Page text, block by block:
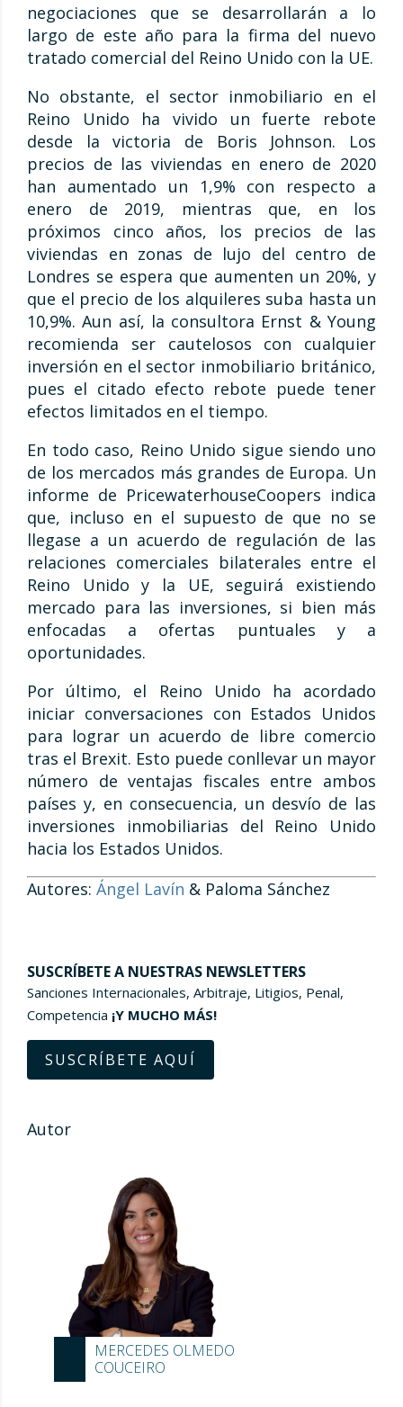
negociaciones que se desarrollarán a lo
largo de este año para la firma del nuevo
tratado comercial del Reino Unido con la UE.
No obstante, el sector inmobiliario en el
Reino Unido ha vivido un fuerte rebote
desde la victoria de Boris Johnson. Los
precios de las viviendas en enero de 2020
han aumentado un 1,9% con respecto a
enero de 2019, mientras que, en los
próximos cinco años, los precios de las
viviendas en zonas de lujo del centro de
Londres se espera que aumenten un 20%, y
que el precio de los alquileres suba hasta un
10,9%. Aun así, la consultora Ernst & Young
recomienda ser cautelosos con cualquier
inversión en el sector inmobiliario británico,
pues el citado efecto rebote puede tener
efectos limitados en el tiempo.
En todo caso, Reino Unido sigue siendo uno
de los mercados más grandes de Europa. Un
informe de PricewaterhouseCoopers indica
que, incluso en el supuesto de que no se
llegase a un acuerdo de regulación de las
relaciones comerciales bilaterales entre el
Reino Unido y la UE, seguirá existiendo
mercado para las inversiones, si bien más
enfocadas a ofertas puntuales y a
oportunidades.
Por último, el Reino Unido ha acordado
iniciar conversaciones con Estados Unidos
para lograr un acuerdo de libre comercio
tras el Brexit. Esto puede conllevar un mayor
número de ventajas fiscales entre ambos
países y, en consecuencia, un desvío de las
inversiones inmobiliarias del Reino Unido
hacia los Estados Unidos.
Autores: Ángel Lavín & Paloma Sánchez
SUSCRÍBETE A NUESTRAS NEWSLETTERS
Sanciones Internacionales, Arbitraje, Litigios, Penal,
Competencia ¡Y MUCHO MÁS!
SUSCRÍBETE AQUÍ
Autor
MERCEDES OLMEDO
COUCEIRO